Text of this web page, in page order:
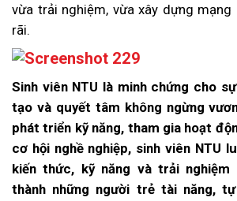
vừa trải nghiệm, vừa xây dựng
rãi.
Sinh viên NTU là minh chứng cho
tạo và quyết tâm không ngừng
phát triển kỹ năng, tham gia hoạt
cơ hội nghề nghiệp, sinh viên NTU
kiến thức, kỹ năng và trải
thành những người trẻ tài năng,